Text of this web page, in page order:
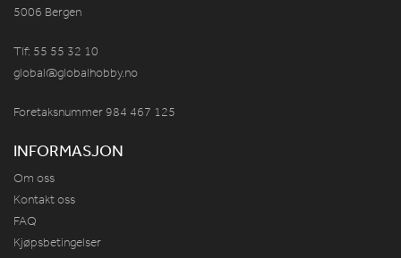
5006 Bergen
Tlf: 55 55 32 10
global@globalhobby.no
Foretaksnummer 984 467 125
INFORMASJON
Om oss
Kontakt oss
FAQ
Kjøpsbetingelser